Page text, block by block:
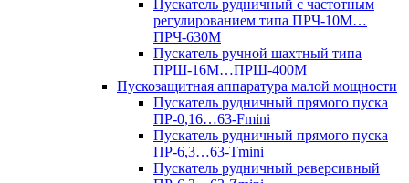
Пускатель рудничный с частотным
регулированием типа ПРЧ-10М…
ПРЧ-630М
Пускатель ручной шахтный типа
ПРШ-16М…ПРШ-400М
Пускозащитная аппаратура малой мощности
Пускатель рудничный прямого пуска
ПР-0,16…63-Fmini
Пускатель рудничный прямого пуска
ПР-6,3…63-Tmini
Пускатель рудничный реверсивный